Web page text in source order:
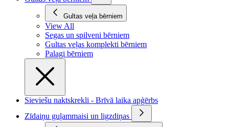
Gultas veļa bērniem
View All
Segas un spilveni bērniem
Gultas veļas komplekti bērniem
Palagi bērniem
Sieviešu naktskrekli - Brīvā laika apģērbs
Zīdaiņu guļammaisi un ligzdiņas